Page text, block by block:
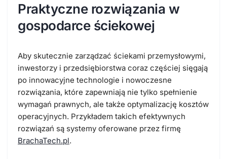
Praktyczne rozwiązania w
gospodarce ściekowej
Aby skutecznie zarządzać ściekami przemysłowymi,
inwestorzy i przedsiębiorstwa coraz częściej sięgają
po innowacyjne technologie i nowoczesne
rozwiązania, które zapewniają nie tylko spełnienie
wymagań prawnych, ale także optymalizację kosztów
operacyjnych. Przykładem takich efektywnych
rozwiązań są systemy oferowane przez firmę
BrachaTech.pl.